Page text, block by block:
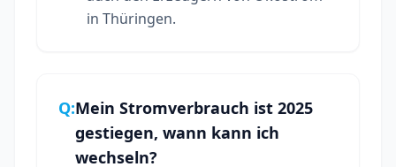
in Thüringen.
Q:Mein Stromverbrauch ist 2025
gestiegen, wann kann ich
wechseln?